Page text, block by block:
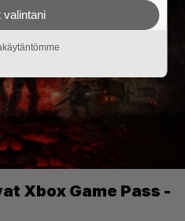
Xbox Game Pass -
valintani